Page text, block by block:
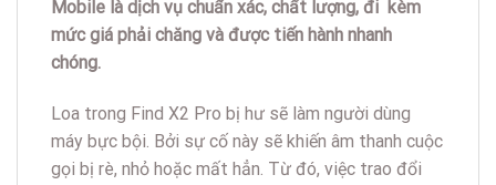
Mobile là dịch vụ chuẩn xác, chất lượng, đi kèm
mức giá phải chăng và được tiến hành nhanh
chóng.
Loa trong Find X2 Pro bị hư sẽ làm người dùng
máy bực bội. Bởi sự cố này sẽ khiến âm thanh cuộc
gọi bị rè, nhỏ hoặc mất hẳn. Từ đó, việc trao đổi